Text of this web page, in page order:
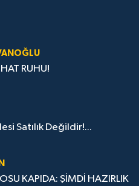
RUHU!
Satılık Değildir!...
KAPIDA: ŞİMDİ HAZIRLIK